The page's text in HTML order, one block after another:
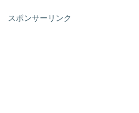
スポンサーリンク